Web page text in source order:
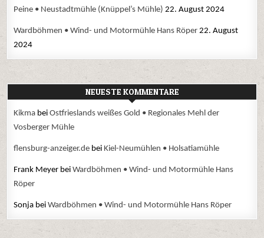
Peine • Neustadtmühle (Knüppel’s Mühle) 22. August 2024
Wardböhmen • Wind- und Motormühle Hans Röper 22. August
2024
NEUESTE KOMMENTARE
Kikma beiOstfrieslands weißes Gold • Regionales Mehl der
Vosberger Mühle
flensburg-anzeiger.de bei Kiel-Neumühlen • Holsatiamühle
Frank Meyer beiWardböhmen • Wind- und Motormühle Hans
Röper
Sonja beiWardböhmen • Wind- und Motormühle Hans Röper